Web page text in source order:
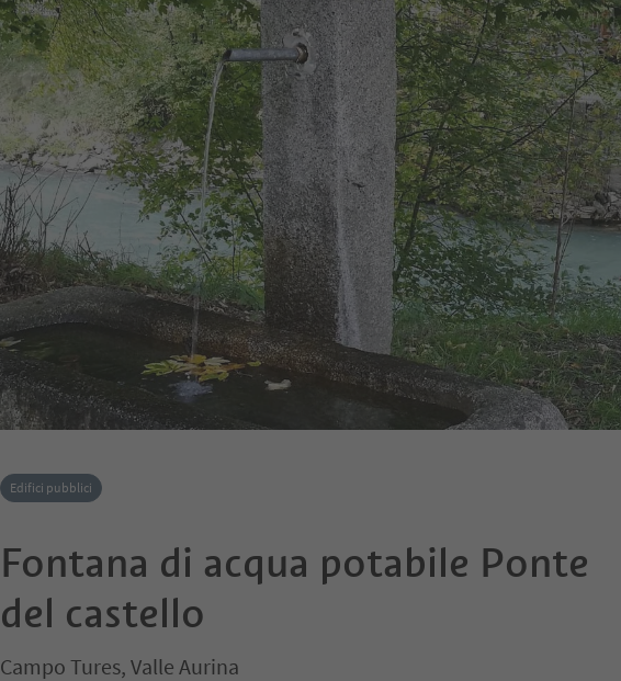
Edifici pubblici
Fontana di acqua potabile Ponte
del castello
Campo Tures, Valle Aurina